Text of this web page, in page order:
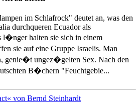
im Schlafrock" deutet an, was den
durchqueren Ecuador als
l�nger halten sie sich in einem
sie auf eine Gruppe Israelis. Man
genie�t ungez�gelten Sex. Nach den
B�chern "Feuchtgebie...